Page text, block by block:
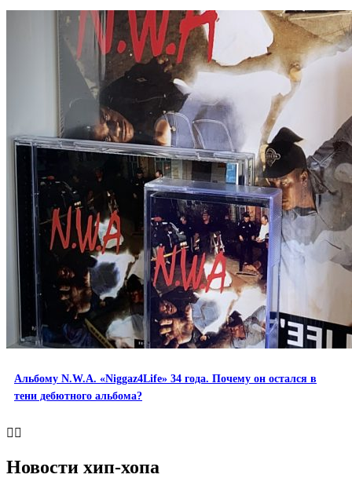
Альбому N.W.A. «Niggaz4Life» 34 года. Почему он остался в
тени дебютного альбома?
 
Новости хип-хопа